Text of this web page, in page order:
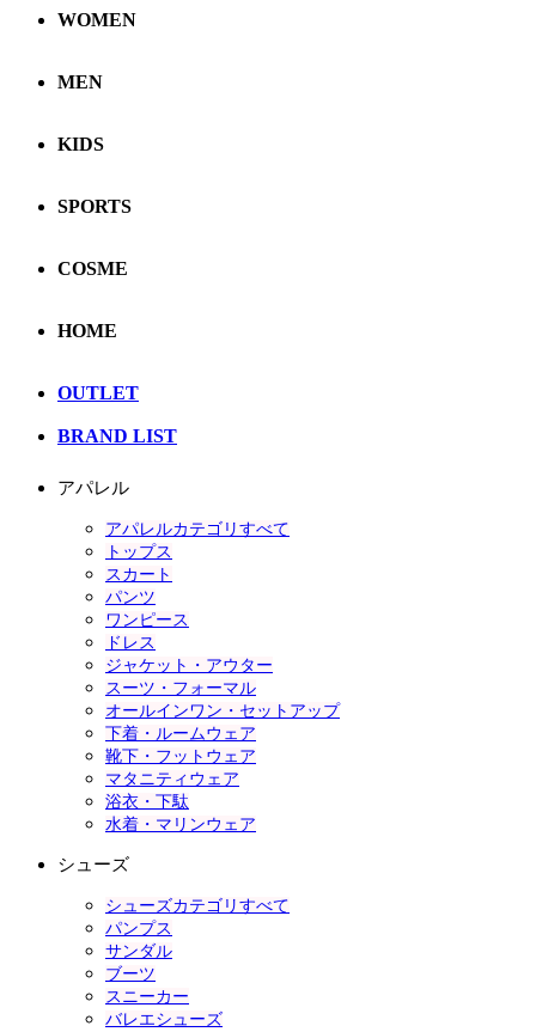
WOMEN
MEN
KIDS
SPORTS
COSME
HOME
OUTLET
BRAND LIST
アパレル
アパレルカテゴリすべて
トップス
スカート
パンツ
ワンピース
ドレス
ジャケット・アウター
スーツ・フォーマル
オールインワン・セットアップ
下着・ルームウェア
靴下・フットウェア
マタニティウェア
浴衣・下駄
水着・マリンウェア
シューズ
シューズカテゴリすべて
パンプス
サンダル
ブーツ
スニーカー
バレエシューズ